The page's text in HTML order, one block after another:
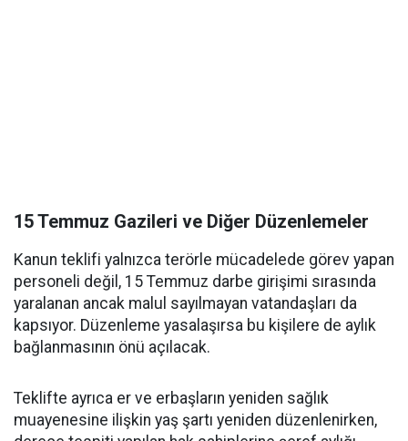
15 Temmuz Gazileri ve Diğer Düzenlemeler
Kanun teklifi yalnızca terörle mücadelede görev yapan
personeli değil, 15 Temmuz darbe girişimi sırasında
yaralanan ancak malul sayılmayan vatandaşları da
kapsıyor. Düzenleme yasalaşırsa bu kişilere de aylık
bağlanmasının önü açılacak.
Teklifte ayrıca er ve erbaşların yeniden sağlık
muayenesine ilişkin yaş şartı yeniden düzenlenirken,